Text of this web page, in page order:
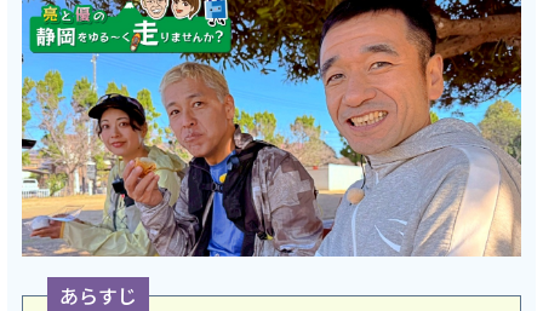
安全・安心ガイド
放送番組審議会議事録
情報セキュリティ基本方針
ご利用約款・重要事項説明書
プライバシーポリシー
広告掲載のご案内
あらすじ